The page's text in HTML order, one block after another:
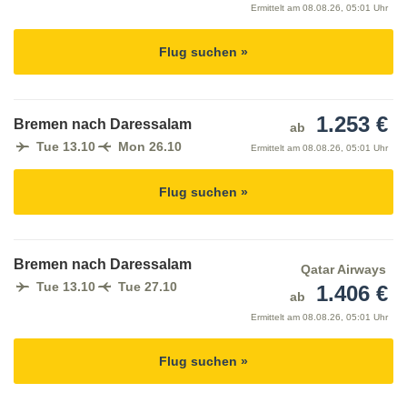
Ermittelt am 08.08.26, 05:01 Uhr
Flug suchen »
Bremen nach Daressalam
Tue 13.10 Mon 26.10
ab 1.253 €
Ermittelt am 08.08.26, 05:01 Uhr
Flug suchen »
Bremen nach Daressalam
Tue 13.10 Tue 27.10
Qatar Airways
ab
1.406 €
Ermittelt am 08.08.26, 05:01 Uhr
Flug suchen »